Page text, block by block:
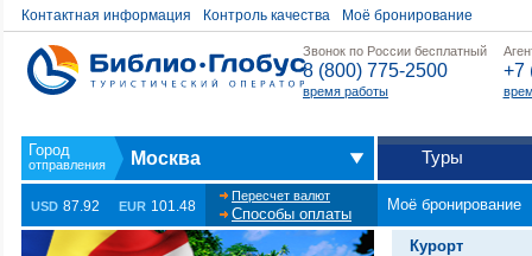
Контактная информация Контроль качества Моё бронирование
Звонок по России бесплатный
8 (800) 775-2500
время работы
+7
Москва Туры
USD 87.92 EUR 101.48
Пересчет валют
Способы оплаты
Моё бронирование
Курорт